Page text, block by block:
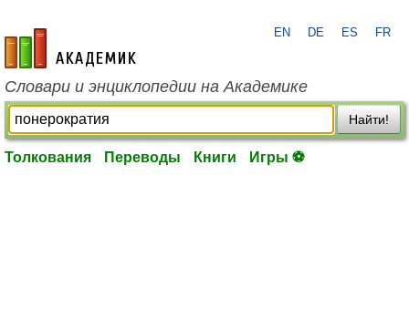
academic.ru
EN DE ES FR
Словари и энциклопедии на Академике
Найти!
Толкования Переводы Книги Игры ⚽